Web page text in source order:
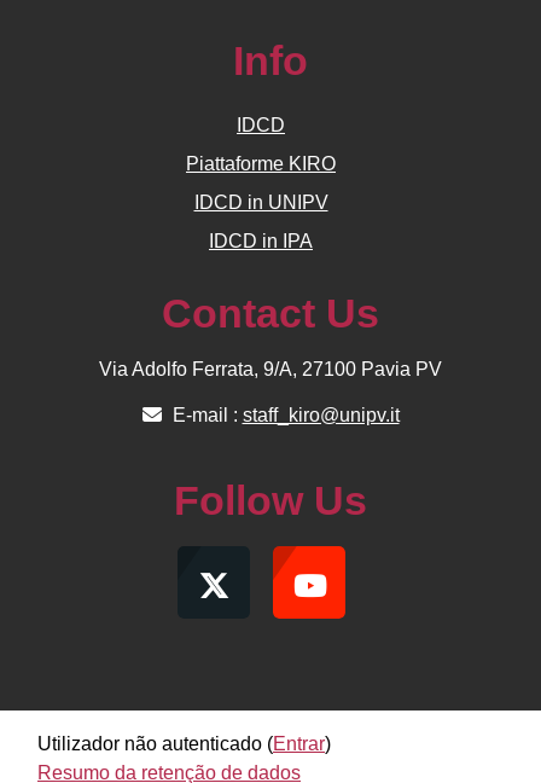
Info
IDCD
Piattaforme KIRO
IDCD in UNIPV
IDCD in IPA
Contact Us
Via Adolfo Ferrata, 9/A, 27100 Pavia PV
E-mail : staff_kiro@unipv.it
Follow Us
Utilizador não autenticado (Entrar)
Resumo da retenção de dados